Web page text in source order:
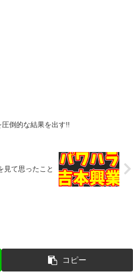
圧倒的な結果を出す!!
見て思ったこと
コピー